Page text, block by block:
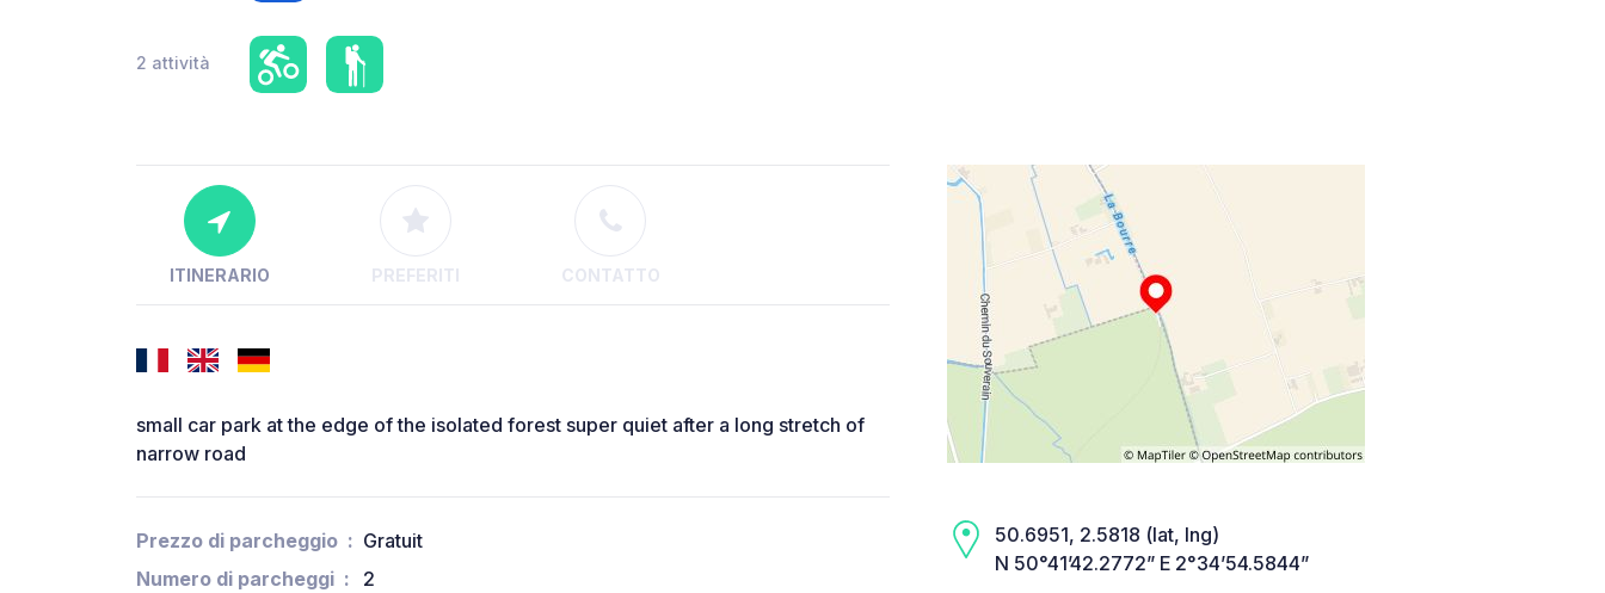
2 attività
ITINERARIO PREFERITI CONTATTO
small car park at the edge of the isolated forest super quiet after a long stretch of
narrow road
Prezzo di parcheggio
Gratuit
Numero di parcheggi
2
50.6951, 2.5818 (lat, lng)
N 50°41’42.2772” E 2°34’54.5844”